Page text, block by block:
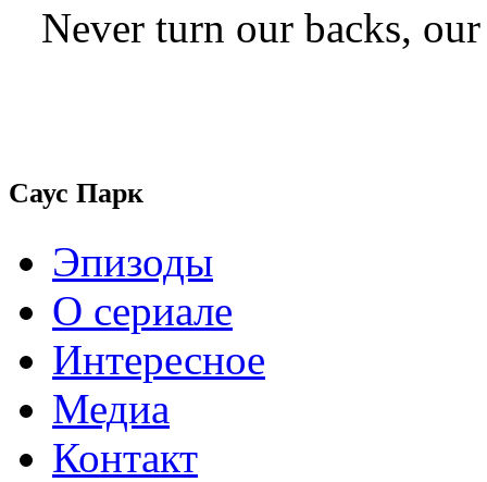
Never turn our backs,
Саус Парк
Эпизоды
О сериале
Интересное
Медиа
Контакт